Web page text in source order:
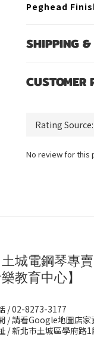
Peghead
SHIPPING &
CUSTOMER
No review for this
土城電鋼琴專
教育中心】
/ 02-8273-3177
/ 請看Google地圖店家
/ 新北市土城區學府路